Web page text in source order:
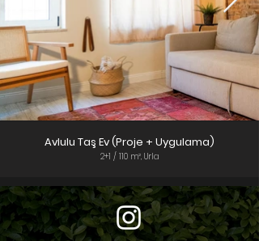
Avlulu Taş Ev (Proje + Uygulama)
2+1 / 110 m², Urla